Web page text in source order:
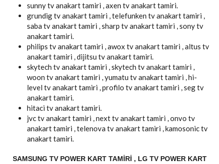
sunny tv anakart tamiri , axen tv anakart tamiri.
grundig tv anakart tamiri , telefunken tv anakart tamiri ,
saba tv anakart tamiri , sharp tv anakart tamiri , sony tv
anakart tamiri.
philips tv anakart tamiri , awox tv anakart tamiri , altus tv
anakart tamiri , dijitsu tv anakart tamiri.
skytech tv anakart tamiri , skytech tv anakart tamiri ,
woon tv anakart tamiri , yumatu tv anakart tamiri , hi-
level tv anakart tamiri , profilo tv anakart tamiri , seg tv
anakart tamiri.
hitaci tv anakart tamiri.
jvc tv anakart tamiri , next tv anakart tamiri , onvo tv
anakart tamiri , telenova tv anakart tamiri , kamosonic tv
anakart tamiri.
SAMSUNG TV POWER KART TAMIRI , LG TV POWER KART